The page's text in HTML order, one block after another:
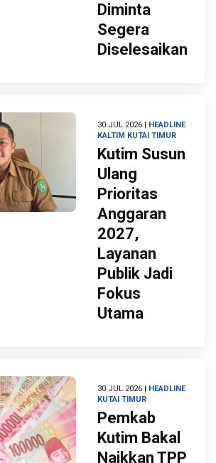
Diminta
Segera
Diselesaikan
30 JUL 2026 | HEADLINE
KALTIM KUTAI TIMUR
Kutim Susun
Ulang
Prioritas
Anggaran
2027,
Layanan
Publik Jadi
Fokus
Utama
30 JUL 2026 | HEADLINE
KUTAI TIMUR
Pemkab
Kutim Bakal
Naikkan TPP